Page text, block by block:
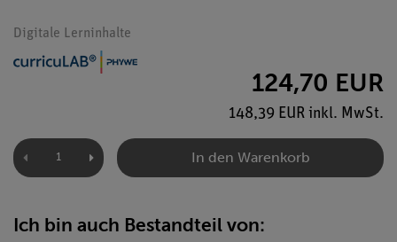
Digitale Lerninhalte
124,70 EUR
148,39 EUR inkl. MwSt.
In den Warenkorb
Ich bin auch Bestandteil von: